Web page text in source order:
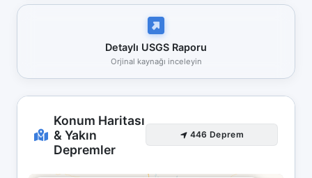
Detaylı USGS Raporu
Orjinal kaynağı inceleyin
Konum Haritası
& Yakın
Depremler
446 Deprem